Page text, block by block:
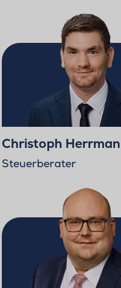
Christoph
Steuerberater